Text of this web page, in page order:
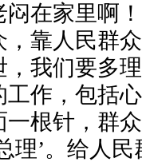
在家里啊
靠人民群
我们要多
作，包括
根针，群
理’。给人